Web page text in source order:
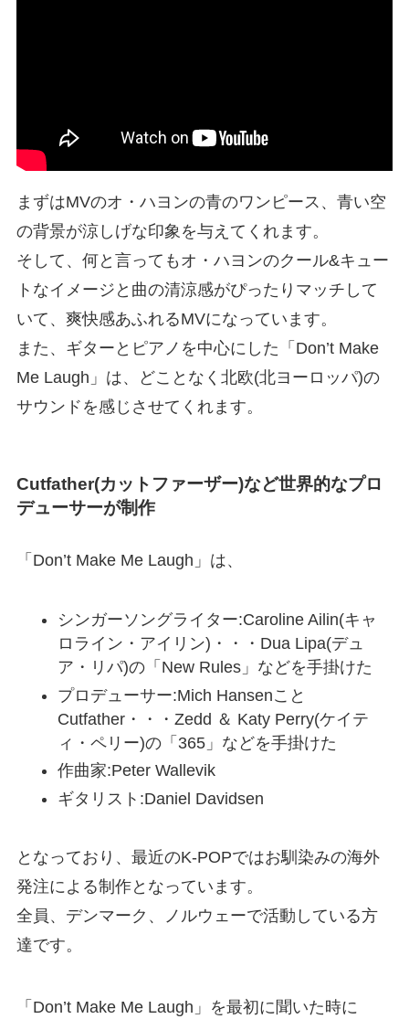
まずはMVのオ・ハヨンの青のワンピース、青い空
の背景が涼しげな印象を与えてくれます。
そして、何と言ってもオ・ハヨンのクール&キュー
トなイメージと曲の清涼感がぴったりマッチして
いて、爽快感あふれるMVになっています。
また、ギターとピアノを中心にした「Don’t Make
Me Laugh」は、どことなく北欧(北ヨーロッパ)の
サウンドを感じさせてくれます。
Cutfather(カットファーザー)など世界的なプロ
デューサーが制作
「Don’t Make Me Laugh」は、
シンガーソングライター:Caroline Ailin(キャ
ロライン・アイリン)・・・Dua Lipa(デュ
ア・リパ)の「New Rules」などを手掛けた
プロデューサー:Mich Hansenこと
Cutfather・・・Zedd ＆ Katy Perry(ケイテ
ィ・ペリー)の「365」などを手掛けた
作曲家:Peter Wallevik
ギタリスト:Daniel Davidsen
となっており、最近のK-POPではお馴染みの海外
発注による制作となっています。
全員、デンマーク、ノルウェーで活動している方
達です。
「Don’t Make Me Laugh」を最初に聞いた時に